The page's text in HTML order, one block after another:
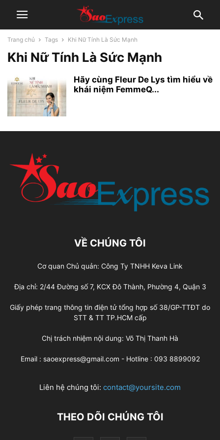
Trang chủ Tags Khi Nữ Tính Là Sức Mạnh
Khi Nữ Tính Là Sức Mạnh
Hãy cùng Fleur De Lys tìm hiểu về
khái niệm FemmeQ...
VỀ CHÚNG TÔI
Cơ quan Chủ quản: Công Ty TNHH Keva Link
Địa chỉ: 2/44 Đường số 7, KCX Đô Thành, Phường 4, Quận 3
Giấy phép trang thông tin điện tử tổng hợp số 38/GP-TTĐT do
STT & TT TP.HCM cấp
Chị trách nhiệm nội dung: Võ Thị Thanh Hà
Email : saoexpress@gmail.com - Hotline : 093 8899092
Liên hệ chúng tôi: contact@yoursite.com
THEO DÕI CHÚNG TÔI